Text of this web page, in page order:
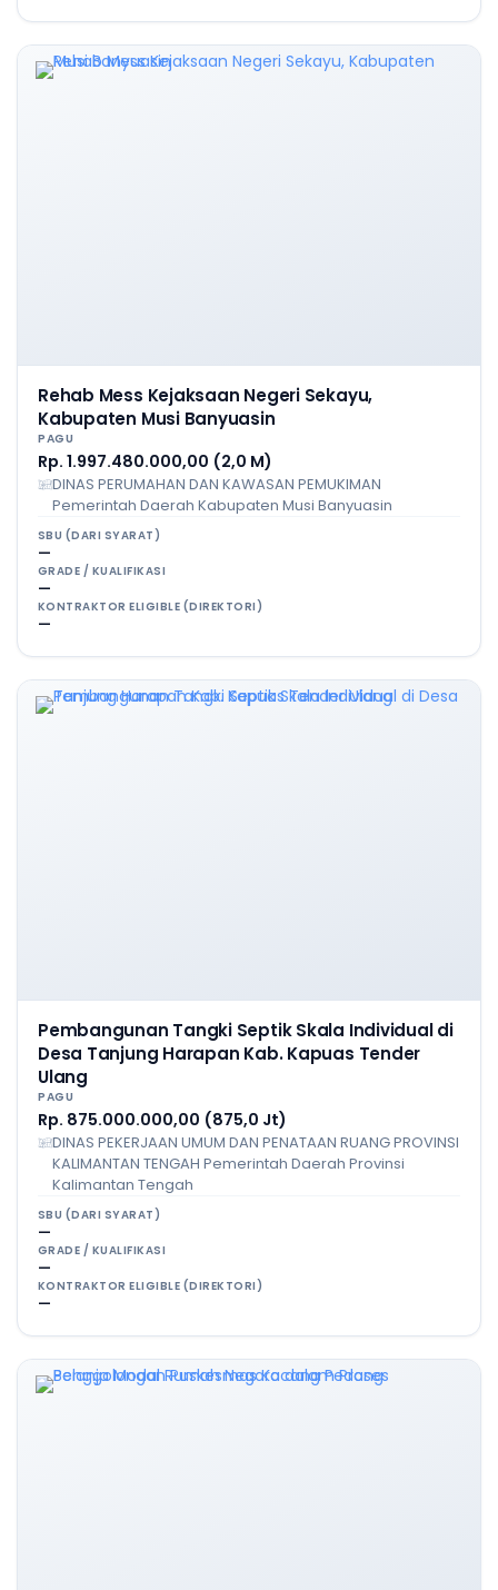
Rehab Mess Kejaksaan Negeri Sekayu,
Kabupaten Musi Banyuasin
PAGU
Rp. 1.997.480.000,00 (2,0 M)
DINAS PERUMAHAN DAN KAWASAN PEMUKIMAN
Pemerintah Daerah Kabupaten Musi Banyuasin
SBU (DARI SYARAT)
—
GRADE / KUALIFIKASI
—
KONTRAKTOR ELIGIBLE (DIREKTORI)
—
Pembangunan Tangki Septik Skala Individual di
Desa Tanjung Harapan Kab. Kapuas Tender
Ulang
PAGU
Rp. 875.000.000,00 (875,0 Jt)
DINAS PEKERJAAN UMUM DAN PENATAAN RUANG PROVINSI
KALIMANTAN TENGAH Pemerintah Daerah Provinsi
Kalimantan Tengah
SBU (DARI SYARAT)
—
GRADE / KUALIFIKASI
—
KONTRAKTOR ELIGIBLE (DIREKTORI)
—